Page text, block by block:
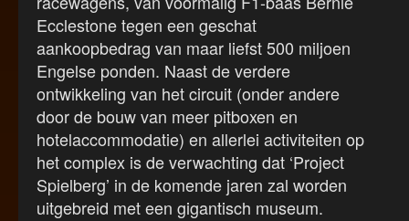
Ecclestone tegen een geschat
aankoopbedrag van maar liefst 500 miljoen
Engelse ponden. Naast de verdere
ontwikkeling van het circuit (onder andere
door de bouw van meer pitboxen en
hotelaccommodatie) en allerlei activiteiten op
het complex is de verwachting dat ‘Project
Spielberg’ in de komende jaren zal worden
uitgebreid met een gigantisch museum.